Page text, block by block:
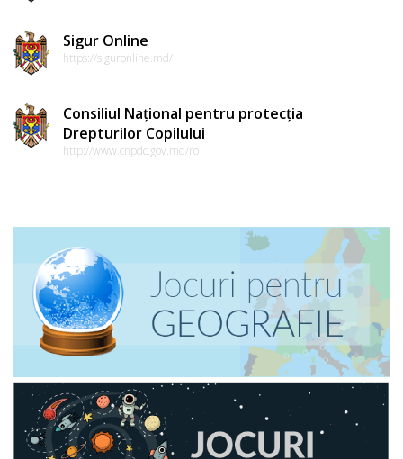
Sigur Online
https://siguronline.md/
Consiliul Național pentru protecția
Drepturilor Copilului
http://www.cnpdc.gov.md/ro